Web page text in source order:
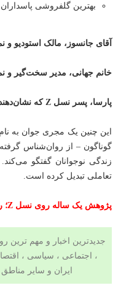
بهترین گلفروشی پاسداران
آقای جانسوز، مالک استودیو و
خانم جهانی، مدیر سخت‌گیر و
پارسا، پسر نسل Z که نشان‌دهنده نگاه و زبان جوانان است
این چنین یک مجری جوان به
گوناگون – از روان‌شناس
زندگی نوجوانان گفتگو
تعاملی تبدیل کرده است.
پژوهش یک ساله روی نسل Z؛ راز پشت صحنه
، اجتماعی ، سیاسی ،
ایران و سایر